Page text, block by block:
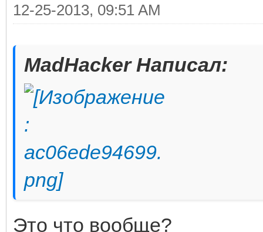
12-25-2013, 09:51 AM
MadHacker Написал:
Это что вообще?